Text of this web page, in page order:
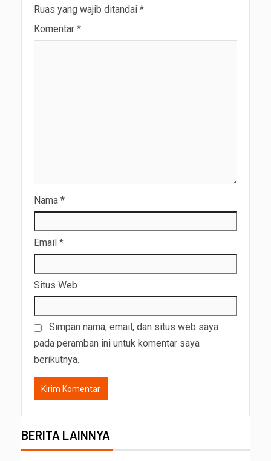
Ruas yang wajib ditandai *
Komentar *
Nama *
Email *
Situs Web
Simpan nama, email, dan situs web saya
pada peramban ini untuk komentar saya
berikutnya.
BERITA LAINNYA